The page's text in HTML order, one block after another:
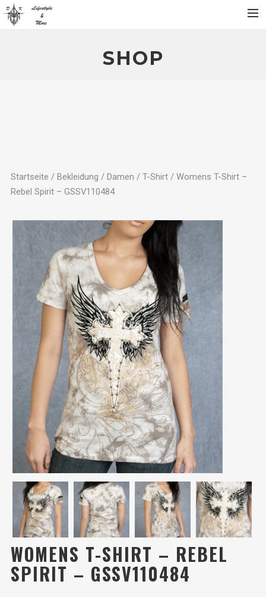
Mein Konto
Warenkorb
SHOP
Startseite / Bekleidung / Damen / T-Shirt/ Womens T-Shirt –
Rebel Spirit – GSSV110484
WOMENS T-SHIRT – REBEL
SPIRIT – GSSV110484